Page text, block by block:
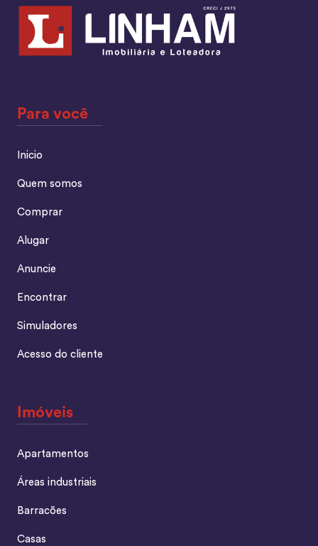
Para você
Inicio
Quem somos
Comprar
Alugar
Anuncie
Encontrar
Simuladores
Acesso do cliente
Imóveis
Apartamentos
Áreas industriais
Barracões
Casas